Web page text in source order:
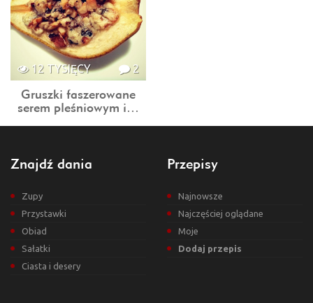
2
12 TYSIĘCY
Gruszki faszerowane
serem pleśniowym i…
Znajdź dania
Zupy
Przystawki
Obiad
Sałatki
Ciasta i desery
Przepisy
Najnowsze
Najczęściej oglądane
Moje
Dodaj przepis